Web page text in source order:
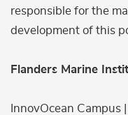
responsible for the
development of this
Flanders Marine
InnovOcean Campus